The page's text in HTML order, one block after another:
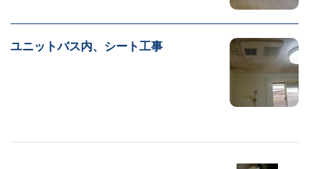
ユニットバス内、シート工事